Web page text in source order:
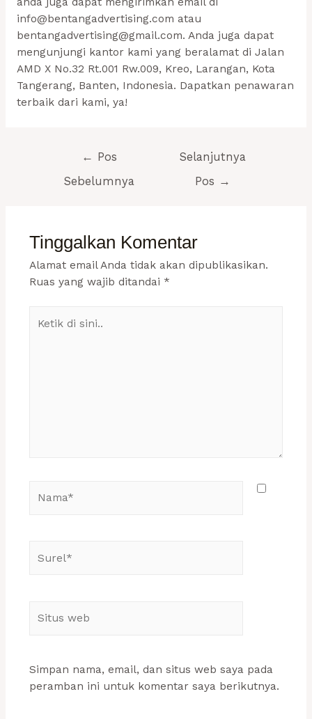
info@bentangadvertising.com atau
bentangadvertising@gmail.com. Anda juga dapat
mengunjungi kantor kami yang beralamat di Jalan
AMD X No.32 Rt.001 Rw.009, Kreo, Larangan, Kota
Tangerang, Banten, Indonesia. Dapatkan penawaran
terbaik dari kami, ya!
← Pos
Sebelumnya
Selanjutnya
Pos →
Tinggalkan Komentar
Alamat email Anda tidak akan dipublikasikan.
Ruas yang wajib ditandai *
web
Simpan nama, email, dan situs web saya pada
peramban ini untuk komentar saya berikutnya.